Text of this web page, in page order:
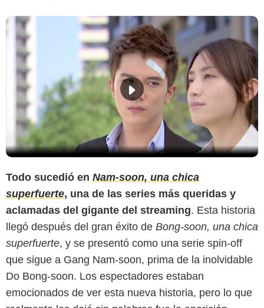
Todo sucedió en Nam-soon, una chica
superfuerte, una de las series más queridas y
aclamadas del gigante del streaming. Esta historia
llegó después del gran éxito de Bong-soon, una chica
superfuerte, y se presentó como una serie spin-off
que sigue a Gang Nam-soon, prima de la inolvidable
Do Bong-soon. Los espectadores estaban
emocionados de ver esta nueva historia, pero lo que
Netflix